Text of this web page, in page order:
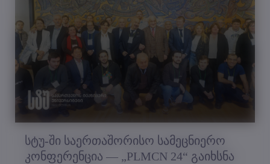
სტუ-ში საერთაშორისო სამეცნიერო
კონფერენცია — „PLMCN 24“ გაიხსნა